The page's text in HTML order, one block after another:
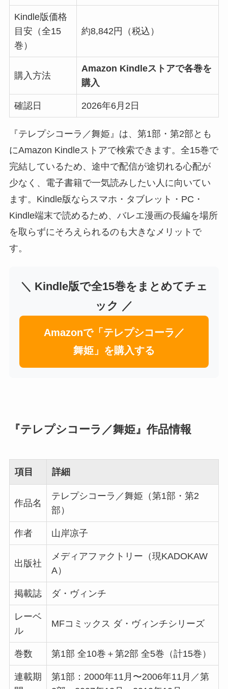
Kindle版価格
目安（全15
巻）
約8,842円（税込）
購入方法
Amazon Kindleストアで各巻を
購入
確認日 2026年6月2日
『テレプシコーラ／舞姫』は、第1部・第2部とも
にAmazon Kindleストアで検索できます。全15巻で
完結しているため、途中で配信が途切れる心配が
少なく、電子書籍で一気読みしたい人に向いてい
ます。Kindle版ならスマホ・タブレット・PC・
Kindle端末で読めるため、バレエ漫画の長編を場所
を取らずにそろえられるのも大きなメリットで
す。
＼ Kindle版で全15巻をまとめてチェ
ック ／
Amazonで「テレプシコーラ／
舞姫」を購入する
『テレプシコーラ／舞姫』作品情報
項目 詳細
作品名
テレプシコーラ／舞姫（第1部・第2
部）
作者 山岸凉子
出版社
メディアファクトリー（現KADOKAW
A）
掲載誌 ダ・ヴィンチ
レーベ
ル
MFコミックス ダ・ヴィンチシリーズ
巻数 第1部 全10巻＋第2部 全5巻（計15巻）
連載期
第1部：2000年11月〜2006年11月／第